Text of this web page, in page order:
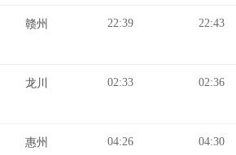
赣州 22:39 22:43
龙川 02:33 02:36
惠州 04:26 04:30